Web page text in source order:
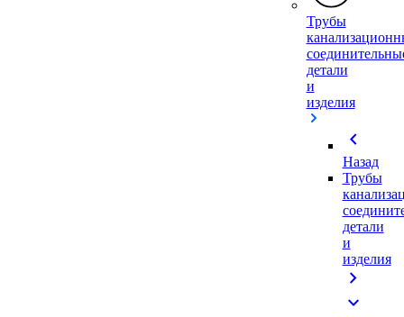
Трубы
детали
и
изделия
chevron_left
Назад
Трубы
детали
и
изделия
chevron_right
expand_more